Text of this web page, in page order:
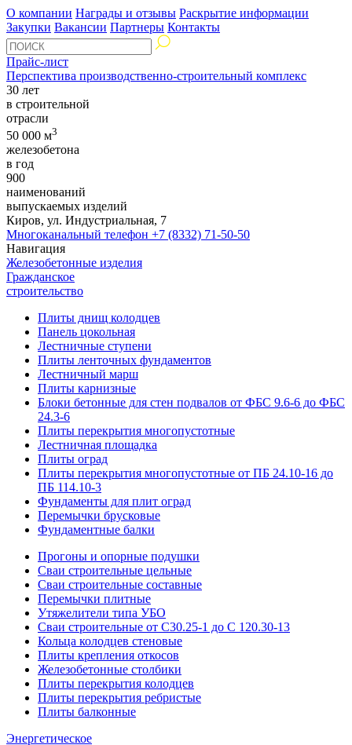
О компании Награды и отзывы Раскрытие информации
Закупки Вакансии Партнеры Контакты
Прайс-лист
Перспектива производственно-строительный комплекс
30 лет
в строительной
отрасли
50 000 м3
железобетона
в год
900
наименований
выпускаемых изделий
Киров, ул. Индустриальная, 7
Многоканальный телефон +7 (8332) 71-50-50
Навигация
Железобетонные изделия
Гражданское
строительство
Плиты днищ колодцев
Панель цокольная
Лестничные ступени
Плиты ленточных фундаментов
Лестничный марш
Плиты карнизные
Блоки бетонные для стен подвалов от ФБС 9.6-6 до ФБС
24.3-6
Плиты перекрытия многопустотные
Лестничная площадка
Плиты оград
Плиты перекрытия многопустотные от ПБ 24.10-16 до
ПБ 114.10-3
Фундаменты для плит оград
Перемычки брусковые
Фундаментные балки
Прогоны и опорные подушки
Сваи строительные цельные
Сваи строительные составные
Перемычки плитные
Утяжелители типа УБО
Сваи строительные от С30.25-1 до С 120.30-13
Кольца колодцев стеновые
Плиты крепления откосов
Железобетонные столбики
Плиты перекрытия колодцев
Плиты перекрытия ребристые
Плиты балконные
Энергетическое